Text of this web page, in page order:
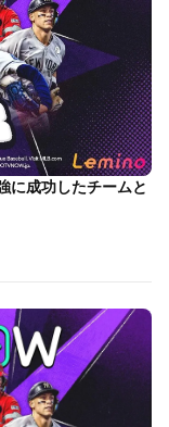
に成功したチームと